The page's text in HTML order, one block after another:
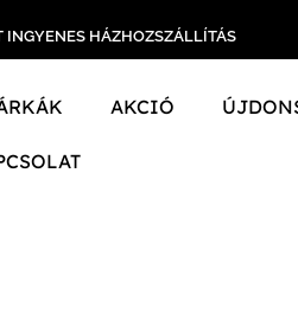
INGYENES HÁZHOZSZÁLLÍTÁS
AKCIÓ